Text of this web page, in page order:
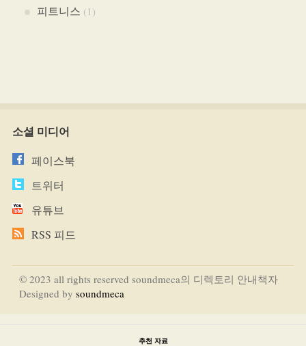
피트니스 (1)
소셜 미디어
페이스북
트위터
유튜브
RSS 피드
© 2023 all rights reserved soundmeca의 디렉토리 안내책자
Designed by soundmeca
추천 자료